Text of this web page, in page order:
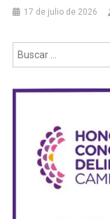
17 de julio de 2026